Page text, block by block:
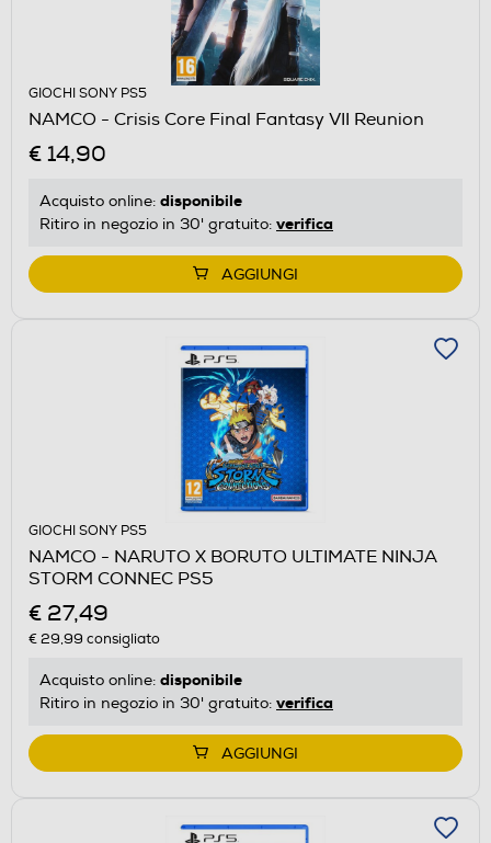
GIOCHI SONY PS5
NAMCO - Crisis Core Final Fantasy VII Reunion
€ 14,90
Acquisto online: disponibile
Ritiro in negozio in 30' gratuito: verifica
AGGIUNGI
GIOCHI SONY PS5
NAMCO - NARUTO X BORUTO ULTIMATE NINJA
STORM CONNEC PS5
€ 27,49
€ 29,99 consigliato
Acquisto online: disponibile
Ritiro in negozio in 30' gratuito: verifica
AGGIUNGI